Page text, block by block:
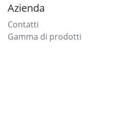
Azienda
Contatti
Gamma di prodotti